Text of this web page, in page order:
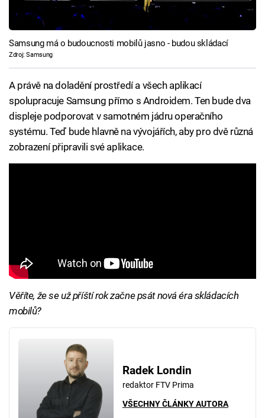
Samsung má o budoucnosti mobilů jasno - budou skládací
Zdroj: Samsung
A právě na doladění prostředí a všech aplikací
spolupracuje Samsung přímo s Androidem. Ten bude dva
displeje podporovat v samotném jádru operačního
systému. Teď bude hlavně na vývojářích, aby pro dvě různá
zobrazení připravili své aplikace.
Věříte, že se už příští rok začne psát nová éra skládacích
mobilů?
Radek Londin
redaktor FTV Prima
VŠECHNY ČLÁNKY AUTORA